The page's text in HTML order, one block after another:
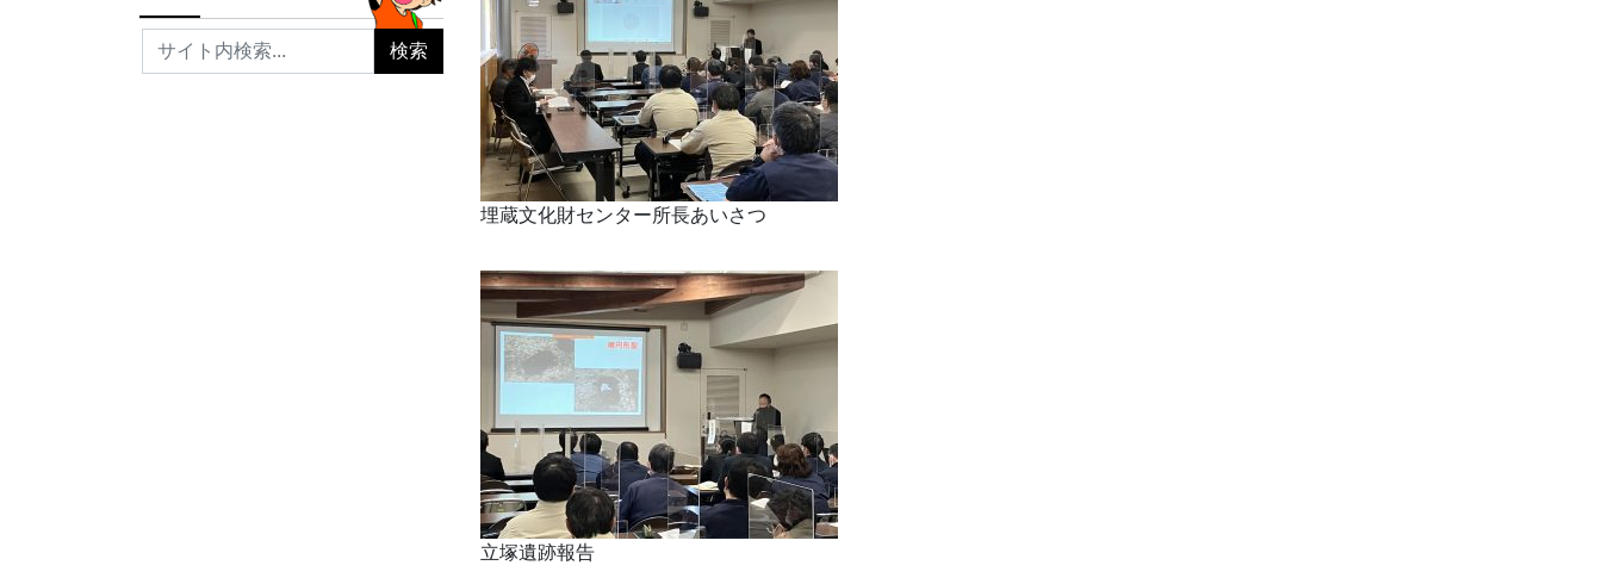
埋蔵文化財センター所長あいさつ
立塚遺跡報告